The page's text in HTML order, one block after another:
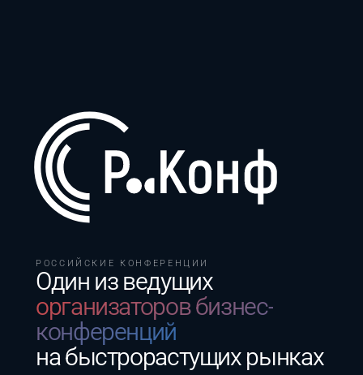
РОССИЙСКИЕ КОНФЕРЕНЦИИ
Один из ведущих
организаторов бизнес-
конференций
на быстрорастущих рынках